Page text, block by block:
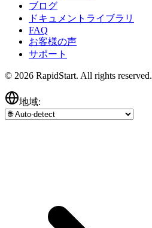
ブログ
ドキュメントライブラリ
FAQ
お客様の声
サポート
© 2026 RapidStart. All rights reserved.
地域: